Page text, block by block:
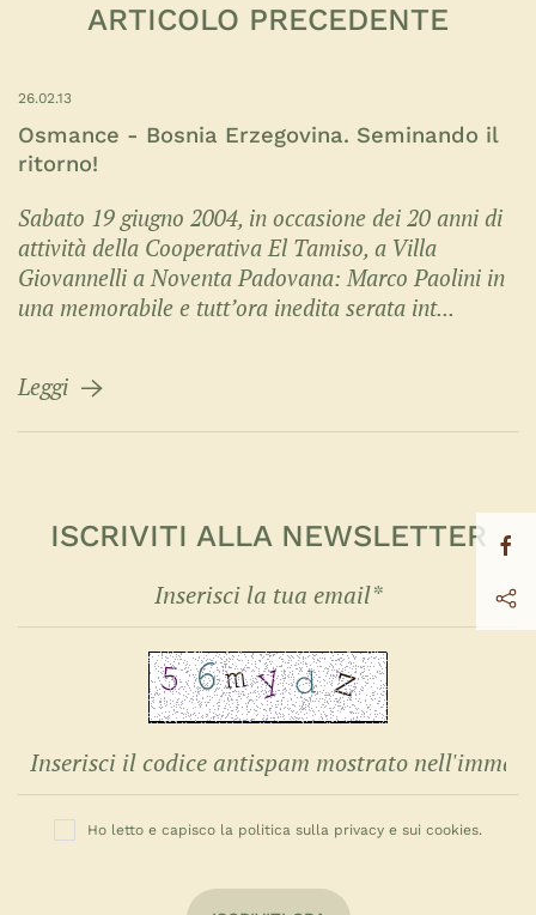
ARTICOLO PRECEDENTE
26.02.13
Osmance - Bosnia Erzegovina. Seminando il
ritorno!
Sabato 19 giugno 2004, in occasione dei 20 anni di
attività della Cooperativa El Tamiso, a Villa
Giovannelli a Noventa Padovana: Marco Paolini in
una memorabile e tutt’ora inedita serata int...
Leggi
ISCRIVITI ALLA NEWSLETTER
Ho letto e capisco la politica sulla privacy e sui cookies.